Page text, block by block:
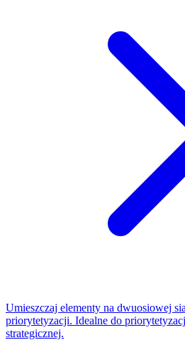
Umieszczaj elementy na dwuosiowej
priorytetyzacji. Idealne do
strategicznej.